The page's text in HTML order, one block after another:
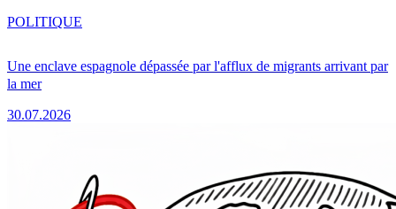
Une enclave espagnole dépassée par l'afflux de migrants arrivant par
la mer
30.07.2026
POLITIQUE